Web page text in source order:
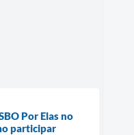
Por Elas no
participar